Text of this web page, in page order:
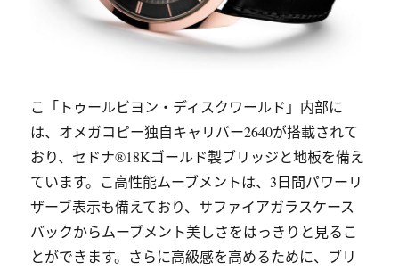
こ「トゥールビヨン・ディスクワールド」内部に
は、オメガコピー独自キャリバー2640が搭載されて
おり、セドナ®18Kゴールド製ブリッジと地板を備え
ています。こ高性能ムーブメントは、3日間パワーリ
ザーブ表示も備えており、サファイアガラスケース
バックからムーブメント美しさをはっきりと見るこ
とができます。さらに高級感を高めるために、ブリ